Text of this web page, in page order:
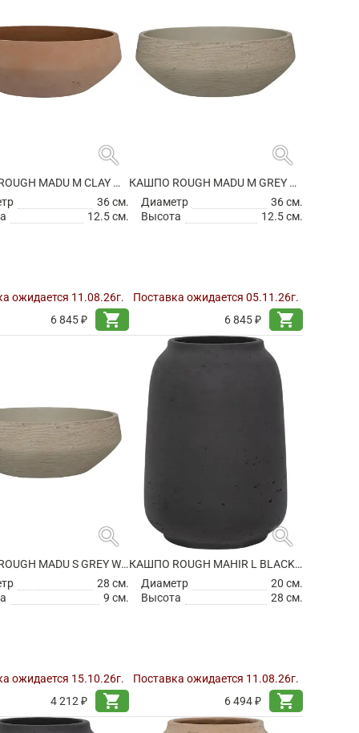
search
КАШПО ROUGH MADU M CLAY WASHED
36 см.
12.5 см.
ожидается 11.08.26г.
6 845 ₽
shopping_cart
search
КАШПО ROUGH MADU M GREY WASHED
Диаметр
36 см.
Высота
12.5 см.
Поставка ожидается 05.11.26г.
6 845 ₽
shopping_cart
search
КАШПО ROUGH MADU S GREY WASHED
28 см.
9 см.
ожидается 15.10.26г.
4 212 ₽
shopping_cart
search
КАШПО ROUGH MAHIR L BLACK WASHED
Диаметр
20 см.
Высота
28 см.
Поставка ожидается 11.08.26г.
6 494 ₽
shopping_cart